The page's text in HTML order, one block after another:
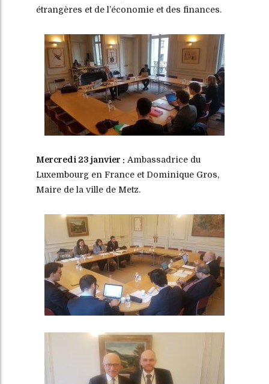
étrangères et de l’économie et des finances.
Mercredi 23 janvier : Ambassadrice du
Luxembourg en France et Dominique Gros,
Maire de la ville de Metz.